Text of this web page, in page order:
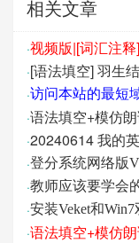
相关文章
·
·[语法填空] 羽生
·访问本站的最短
·语法填空+模仿
·20240614 我的
·登分系统网络版
·教师应该要学会
·安装Veket和
·语法填空+模仿